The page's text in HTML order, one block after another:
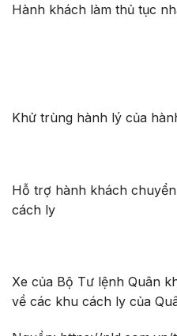
Hành khách làm thủ tục
Khử trùng hành lý của
Hỗ trợ hành khách
cách ly
Xe của Bộ Tư lệnh Quân
về các khu cách ly của